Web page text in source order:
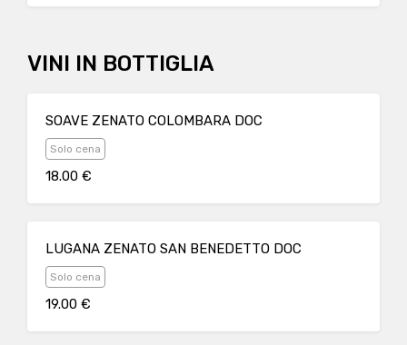
VINI IN BOTTIGLIA
SOAVE ZENATO COLOMBARA DOC
Solo cena
18.00 €
LUGANA ZENATO SAN BENEDETTO DOC
Solo cena
19.00 €